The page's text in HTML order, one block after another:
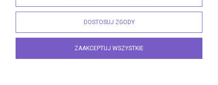
DOSTOSUJ ZGODY
ZAAKCEPTUJ WSZYSTKIE